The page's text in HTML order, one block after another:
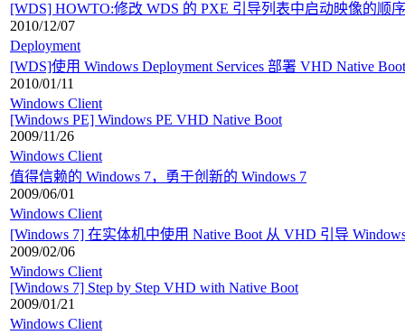
[WDS] HOWTO:修改 WDS 的 PXE 引导列表中启动映像的顺序
2010/12/07
Deployment
[WDS]使用 Windows Deployment Services 部署 VHD Native Boot
2010/01/11
Windows Client
[Windows PE] Windows PE VHD Native Boot
2009/11/26
Windows Client
值得信赖的 Windows 7，勇于创新的 Windows 7
2009/06/01
Windows Client
[Windows 7] 在实体机中使用 Native Boot 从 VHD 引导
2009/02/06
Windows Client
[Windows 7] Step by Step VHD with Native Boot
2009/01/21
Windows Client